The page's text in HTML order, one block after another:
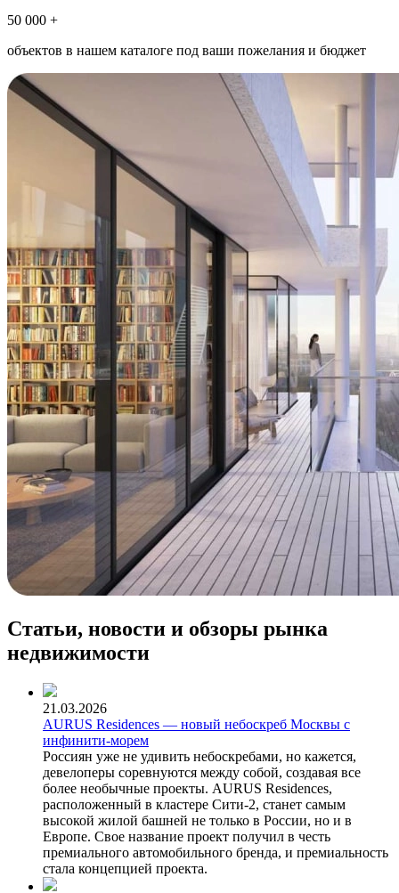
50 000 +
объектов в нашем каталоге под ваши пожелания и бюджет
Статьи, новости и обзоры рынка
недвижимости
21.03.2026
AURUS Residences — новый небоскреб Москвы с
инфинити-морем
Россиян уже не удивить небоскребами, но кажется,
девелоперы соревнуются между собой, создавая все
более необычные проекты. AURUS Residences,
расположенный в кластере Сити-2, станет самым
высокой жилой башней не только в России, но и в
Европе. Свое название проект получил в честь
премиального автомобильного бренда, и премиальность
стала концепцией проекта.